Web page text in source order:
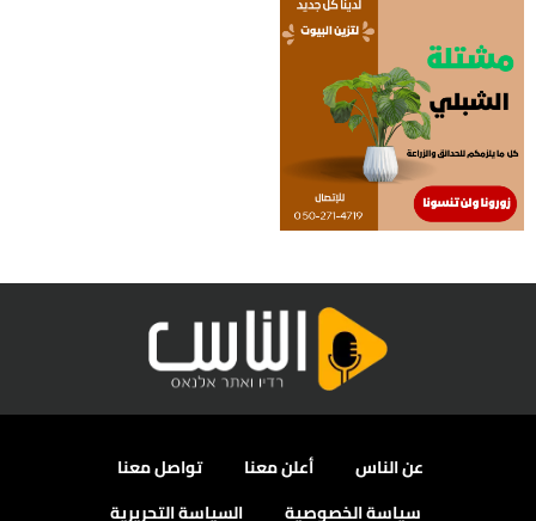
عن الناس أعلن معنا
تواصل معنا
سياسة الخصوصية
السياسة التحريرية